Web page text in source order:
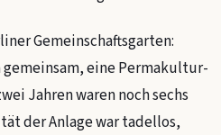
Gemeinschaftsgarten:
gemeinsam, eine Permakultur-
Jahren waren noch sechs
der Anlage war tadellos,